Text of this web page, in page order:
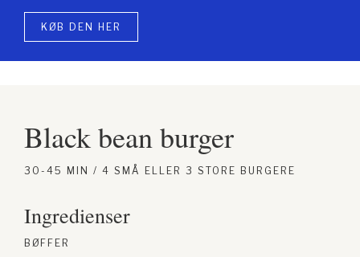
KØB DEN HER
Black bean burger
30-45 MIN / 4 SMÅ ELLER 3 STORE BURGERE
Ingredienser
BØFFER